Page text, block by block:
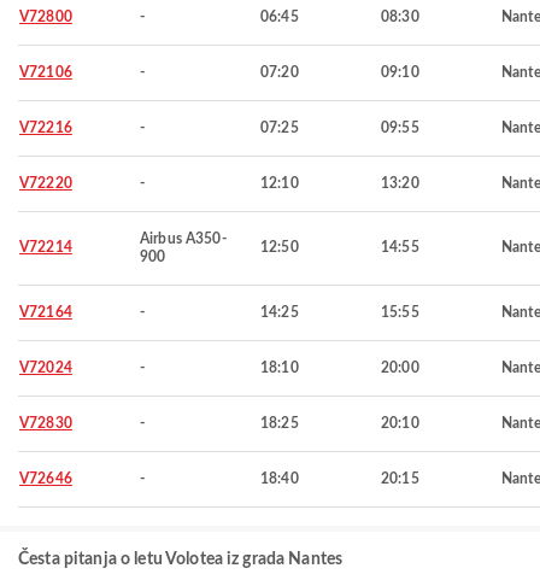
V72800 - 06:45 08:30
V72106 - 07:20 09:10
V72216 - 07:25 09:55
V72220 - 12:10 13:20
V72214
Airbus A350-
900
12:50 14:55
V72164 - 14:25 15:55
V72024 - 18:10 20:00
V72830 - 18:25 20:10
V72646 - 18:40 20:15
Česta pitanja o letu Volotea iz grada Nantes